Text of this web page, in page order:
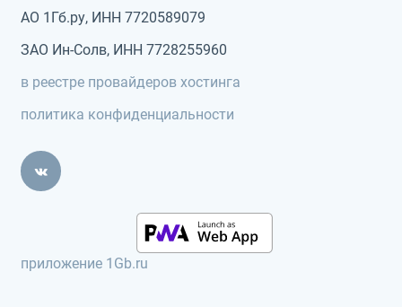
АО 1Гб.ру, ИНН 7720589079
ЗАО Ин-Солв, ИНН 7728255960
в реестре провайдеров хостинга
политика конфиденциальности
приложение 1Gb.ru